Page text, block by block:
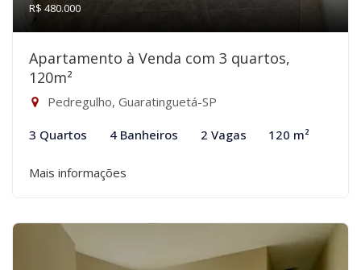
R$ 480.000
Apartamento à Venda com 3 quartos,
120m²
Pedregulho, Guaratinguetá-SP
3 Quartos 4 Banheiros 2 Vagas 120 m²
Mais informações